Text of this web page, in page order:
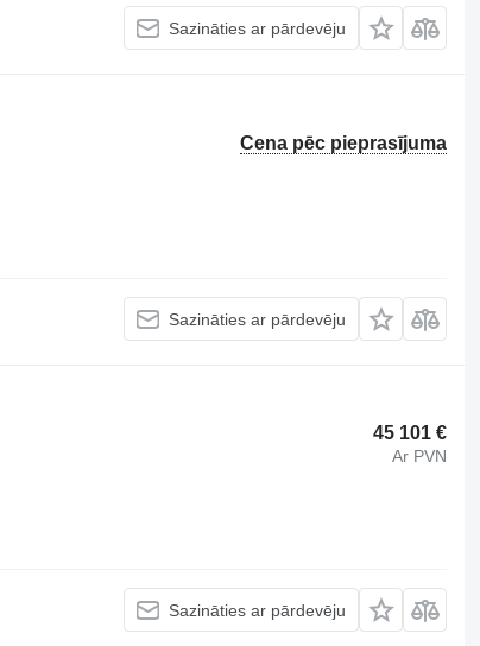
Sazināties ar pārdevēju
Cena pēc pieprasījuma
Sazināties ar pārdevēju
45 101 €
Ar PVN
Sazināties ar pārdevēju